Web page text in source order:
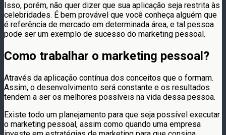
Isso, porém, não quer dizer que sua aplicação seja restrita às
celebridades. É bem provável que você conheça alguém que
é referência de mercado em determinada área, e tal pessoa
pode ser um exemplo de sucesso do marketing pessoal.
Como trabalhar o marketing pessoal?
Através da aplicação contínua dos conceitos que o formam.
Assim, o desenvolvimento será constante e os resultados
tendem a ser os melhores possíveis na vida dessa pessoa.
Existe todo um planejamento para que seja possível executar
o marketing pessoal, assim como quando uma empresa